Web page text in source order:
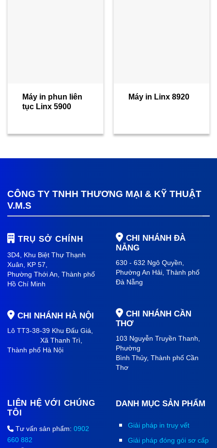
Máy in phun liên
tục Linx 5900
Máy in Linx 8920
CÔNG TY TNHH THƯƠNG MẠI & KỸ THUẬT
V.M.S
TRỤ SỞ CHÍNH
3D4, Khu Biệt Thự Thạnh
Xuân, KP 57,
Phường Thới An, Thành phố
Hồ Chí Minh
CHI NHÁNH HÀ NỘI
Lô TT3-38-39 Khu Đấu Giá,
Xã Thanh Trì,
Thành phố Hà Nội
CHI NHÁNH ĐÀ
NẴNG
630 - 632 Ngô Quyền,
Phường An Hải, Thành phố
Đà Nẵng
CHI NHÁNH CẦN
THƠ
103 Nguyễn Truyền Thanh,
Phường
Bình Thủy, Thành phố Cần
Thơ
LIÊN HỆ VỚI CHÚNG
TÔI
Tư vấn sản phẩm: 0902
660 882
DANH MỤC SẢN PHẨM
Giải pháp in truy vết
Giải pháp đóng gói sơ cấp